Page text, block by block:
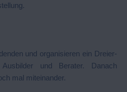
und organisieren ein Dreier-
und Berater. Danach
mal miteinander.